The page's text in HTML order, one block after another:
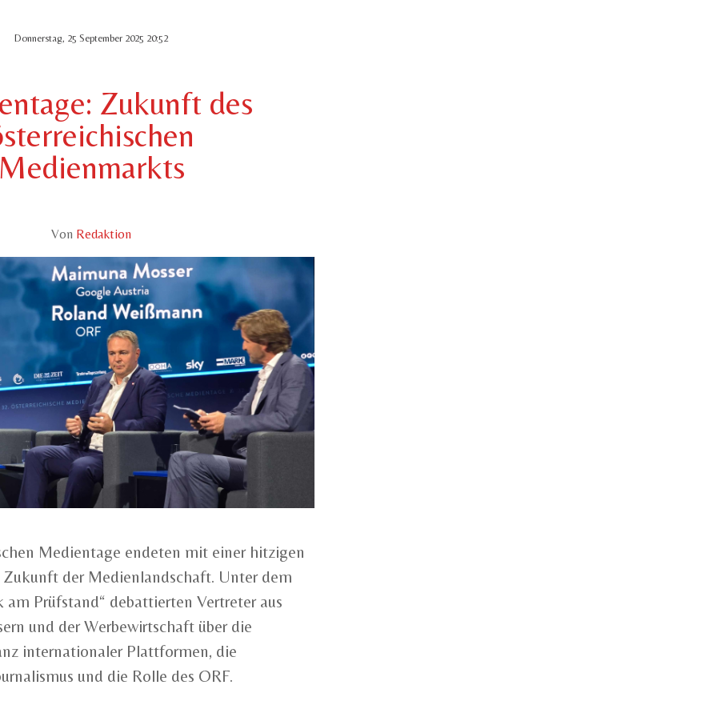
Donnerstag, 25 September 2025 20:52
Zukunft des
Von Redaktion
Medientage endeten mit einer hitzigen
Zukunft der Medienlandschaft. Unter dem
Prüfstand“ debattierten Vertreter aus
und der Werbewirtschaft über die
internationaler Plattformen, die
und die Rolle des ORF.